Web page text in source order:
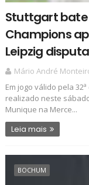
Stuttgart bate
Champions
Leipzig
Mário André
Em jogo válido pela
realizado neste
Munique na Merce...
Leia mais
BOCHUM